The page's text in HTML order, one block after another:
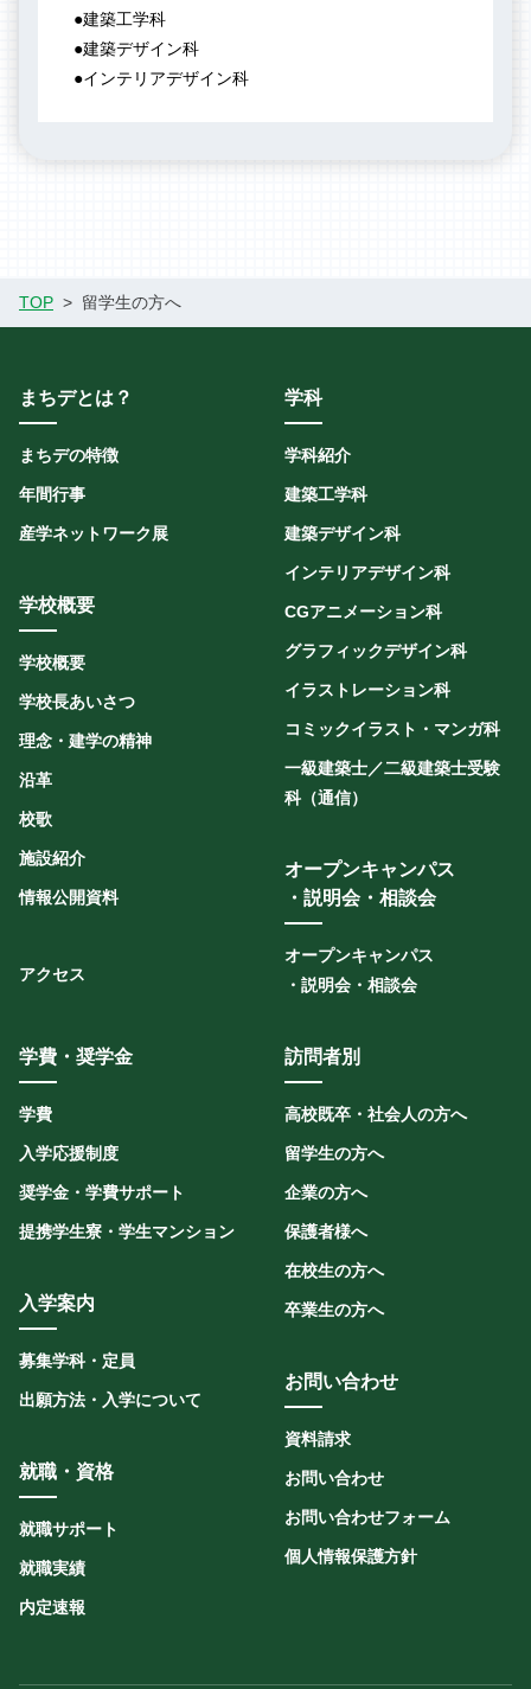
●建築工学科
●建築デザイン科
●インテリアデザイン科
TOP 留学生の方へ
まちデとは？
まちデの特徴
年間行事
産学ネットワーク展
学校概要
学校概要
学校長あいさつ
理念・建学の精神
沿革
校歌
施設紹介
情報公開資料
アクセス
学科
学科紹介
建築工学科
建築デザイン科
インテリアデザイン科
CGアニメーション科
グラフィックデザイン科
イラストレーション科
コミックイラスト・マンガ科
一級建築士／二級建築士受験
科（通信）
オープンキャンパス
・説明会・相談会
オープンキャンパス
・説明会・相談会
学費・奨学金
学費
入学応援制度
奨学金・学費サポート
提携学生寮・学生マンション
入学案内
募集学科・定員
出願方法・入学について
就職・資格
就職サポート
就職実績
内定速報
訪問者別
高校既卒・社会人の方へ
留学生の方へ
企業の方へ
保護者様へ
在校生の方へ
卒業生の方へ
お問い合わせ
資料請求
お問い合わせ
お問い合わせフォーム
個人情報保護方針